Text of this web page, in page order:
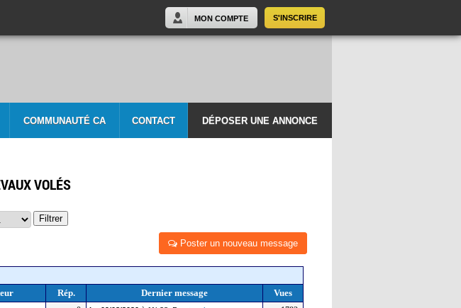
S'INSCRIRE
MON COMPTE
COMMUNAUTÉ CA CONTACT DÉPOSER UNE ANNONCE
VOLÉS
Filtrer
Poster un nouveau message
Rép. Dernier message Vues